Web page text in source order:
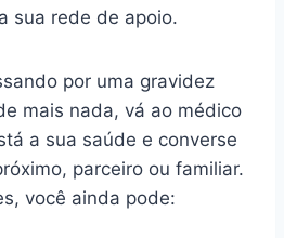
sua rede de apoio.
por uma gravidez
mais nada, vá ao médico
a sua saúde e converse
parceiro ou familiar.
você ainda pode: